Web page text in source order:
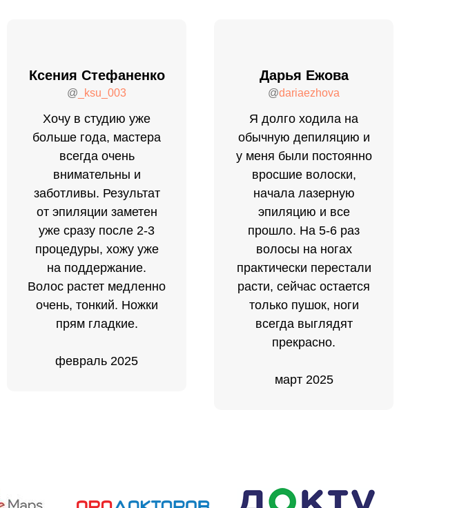
Ксения Стефаненко
@ _ksu_003
Хочу в студию уже
больше года, мастера
всегда очень
внимательны и
заботливы. Результат
от эпиляции заметен
уже сразу после 2-3
процедуры, хожу уже
на поддержание.
Волос растет медленно
очень, тонкий. Ножки
прям гладкие.
февраль 2025
Дарья Ежова
@dariaezhova
Я долго ходила на
обычную депиляцию и
у меня были постоянно
вросшие волоски,
начала лазерную
эпиляцию и все
прошло. На 5-6 раз
волосы на ногах
практически перестали
расти, сейчас остается
только пушок, ноги
всегда выглядят
прекрасно.
март 2025